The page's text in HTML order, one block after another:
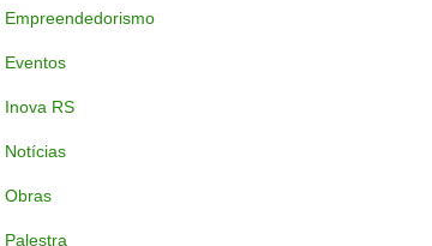
Empreendedorismo
Eventos
Inova RS
Notícias
Obras
Palestra